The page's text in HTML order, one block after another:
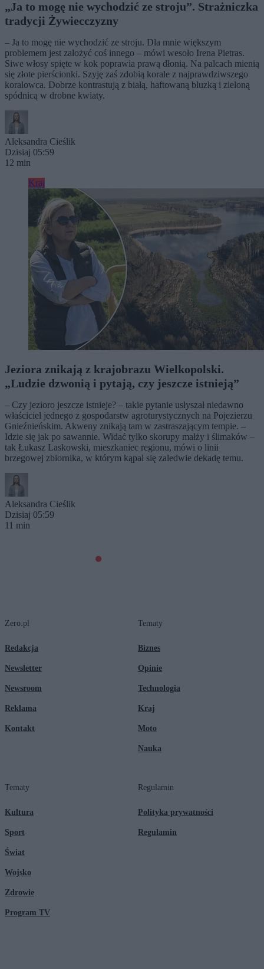
„Ja to mogę nie wychodzić ze stroju”. Strażniczka
tradycji Żywiecczyzny
– Ja to mogę nie wychodzić ze stroju. Dla mnie większym
problemem jest założyć coś innego – mówi wesoło Irena Pietras.
Siwe włosy spięte w kok poprawia prawą dłonią. Na palcach mienią
się złote pierścionki. Szyję zaś zdobią korale z najprawdziwszego
koralowca. Dobrze kontrastują z białą, haftowaną bluzką i zieloną
spódnicą w drobne kwiaty.
Aleksandra Cieślik
Dzisiaj 05:59
12 min
Kraj
Jeziora znikają z krajobrazu Wielkopolski.
„Ludzie dzwonią i pytają, czy jeszcze istnieją”
– Czy jezioro jeszcze istnieje? – takie pytanie usłyszał niedawno
właściciel jednego z gospodarstw agroturystycznych na Pojezierzu
Gnieźnieńskim. Akweny znikają tam w zastraszającym tempie. –
Idzie się jak po sawannie. Widać tylko skorupy małży i ślimaków –
tak Łukasz Laskowski, mieszkaniec regionu, mówi o linii
brzegowej zbiornika, w którym kąpał się zaledwie dekadę temu.
Aleksandra Cieślik
Dzisiaj 05:59
11 min
Zero.pl
Redakcja
Newsletter
Newsroom
Reklama
Kontakt
Tematy
Biznes
Opinie
Technologia
Kraj
Moto
Nauka
Tematy
Kultura
Sport
Świat
Wojsko
Zdrowie
Program TV
Regulamin
Polityka prywatności
Regulamin